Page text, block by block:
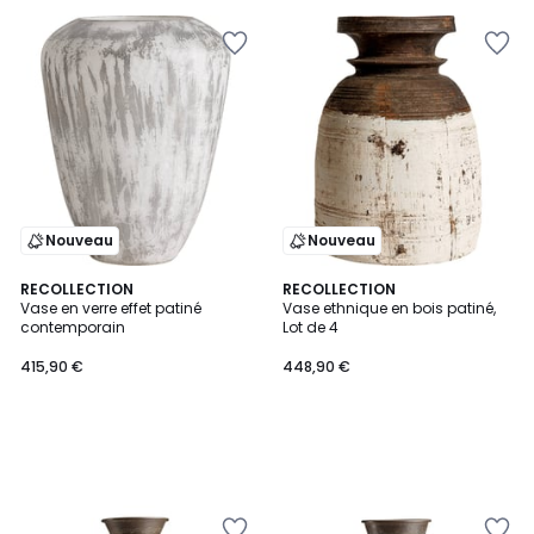
Nouveau
RECOLLECTION
Vase en verre effet patiné
contemporain
415,90 €
Nouveau
RECOLLECTION
Vase ethnique en bois patiné,
Lot de 4
448,90 €